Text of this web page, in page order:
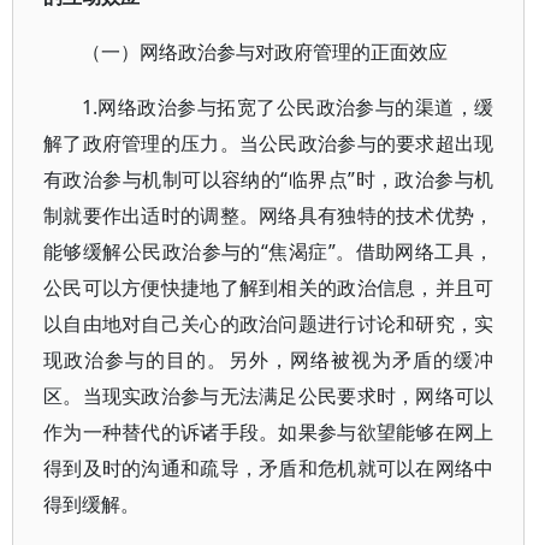
（一）网络政治参与对政府管理的正面效应
1.网络政治参与拓宽了公民政治参与的渠道，缓
解了政府管理的压力。当公民政治参与的要求超出现
有政治参与机制可以容纳的“临界点”时，政治参与机
制就要作出适时的调整。网络具有独特的技术优势，
能够缓解公民政治参与的“焦渴症”。借助网络工具，
公民可以方便快捷地了解到相关的政治信息，并且可
以自由地对自己关心的政治问题进行讨论和研究，实
现政治参与的目的。另外，网络被视为矛盾的缓冲
区。当现实政治参与无法满足公民要求时，网络可以
作为一种替代的诉诸手段。如果参与欲望能够在网上
得到及时的沟通和疏导，矛盾和危机就可以在网络中
得到缓解。